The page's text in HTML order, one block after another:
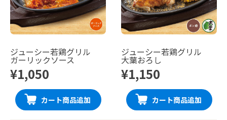
ジューシー若鶏グリル
ガーリックソース
¥1,050
カート商品追加
ジューシー若鶏グリル
大葉おろし
¥1,150
カート商品追加